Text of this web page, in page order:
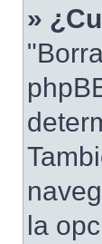
»
la